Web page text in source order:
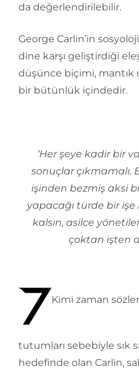
da değerlendirilebilir.
George Carlin’in
dine karşı geliştirdiği
düşünce biçimi, mantık
bir bütünlük içindedir.
‘Her şeye kadir bir
sonuçlar
işinden bezmiş aksi
yapacağı türde bir işe
kalsın, asilce
çoktan işten
Kimi zaman
tutumları sebebiyle sık
hedefinde olan Carlin,